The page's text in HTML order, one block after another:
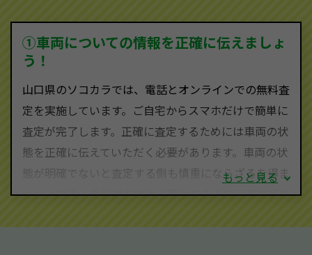
を実現し、お客様に利益を還元することができるので
す。
590-870）までお問い合わせ下さい。
査定・ご相談・見積もりはすべて無料で行います。安
心してお問い合わせください。
①車両についての情報を正確に伝えましょ
う！
山口県のソコカラでは、電話とオンラインでの無料査
定を実施しています。ご自宅からスマホだけで簡単に
査定が完了します。正確に査定するためには車両の状
態を正確に伝えていただく必要があります。車両の状
態が明確でないと査定する側も慎重にならざるを得ま
せん。廃車・事故車査定する際はできるだけ車検証を
もっと見る